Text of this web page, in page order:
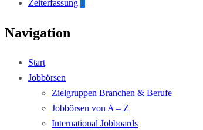
Zeiterfassung 1
Navigation
Start
Jobbörsen
Zielgruppen Branchen & Berufe
Jobbörsen von A – Z
International Jobboards